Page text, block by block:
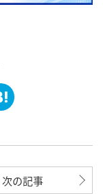
次の記事